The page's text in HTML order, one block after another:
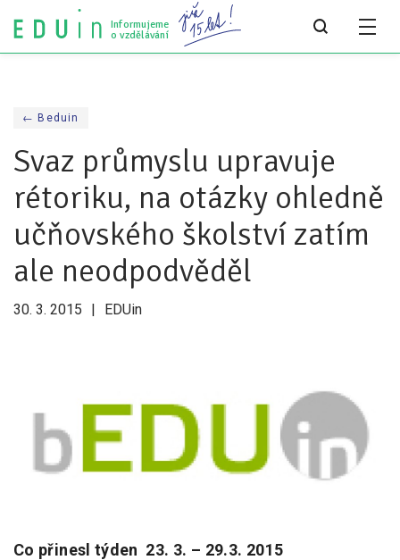
Informujeme
o vzdělávání
Všechny články
Všechny články
Týdeník bEDUin
Analýzy
Audit vzdělávacího systému
Všechny analýzy
Pro zřizovatele
Konference Lepší škola
← Beduin
Svaz průmyslu upravuje
rétoriku, na otázky ohledně
učňovského školství zatím
ale neodpodvěděl
30. 3. 2015 EDUin
Co přinesl týden 23. 3. – 29.3. 2015